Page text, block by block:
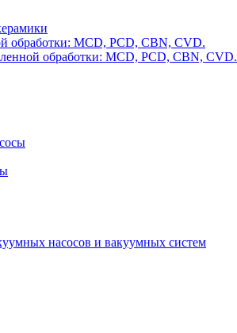
обработки: MCD, PCD, CBN, CVD.
обработки: MCD, PCD, CBN, CVD.
насосов и вакуумных систем